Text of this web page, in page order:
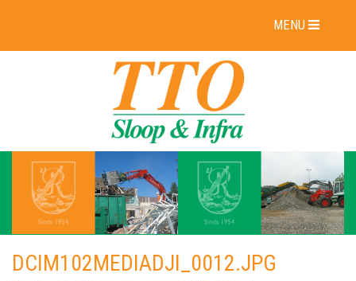
MENU
DCIM102MEDIADJI_0012.JPG